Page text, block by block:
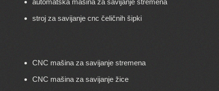
automatska mašina za savijanje stremena
stroj za savijanje cnc čeličnih šipki
CNC mašina za savijanje stremena
CNC mašina za savijanje žice